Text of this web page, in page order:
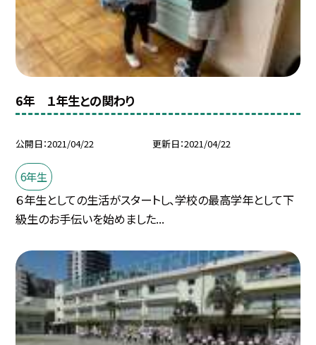
6年 １年生との関わり
公開日 2021/04/22 更新日 2021/04/22
6年生
６年生としての生活がスタートし、学校の最高学年として下
級生のお手伝いを始めました...